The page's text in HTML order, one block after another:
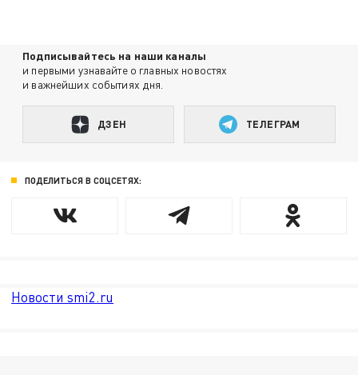
Подписывайтесь на наши каналы
и первыми узнавайте о главных новостях
и важнейших событиях дня.
ДЗЕН ТЕЛЕГРАМ
ПОДЕЛИТЬСЯ В СОЦСЕТЯХ:
Новости smi2.ru